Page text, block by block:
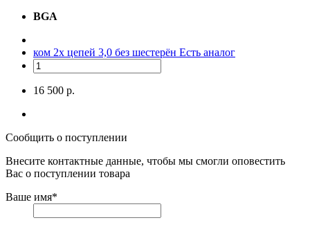
BGA
ком 2х цепей 3,0 без шестерён Есть аналог
16 500 р.
Сообщить о поступлении
Внесите контактные данные, чтобы мы смогли оповестить
Вас о поступлении товара
Ваше имя*